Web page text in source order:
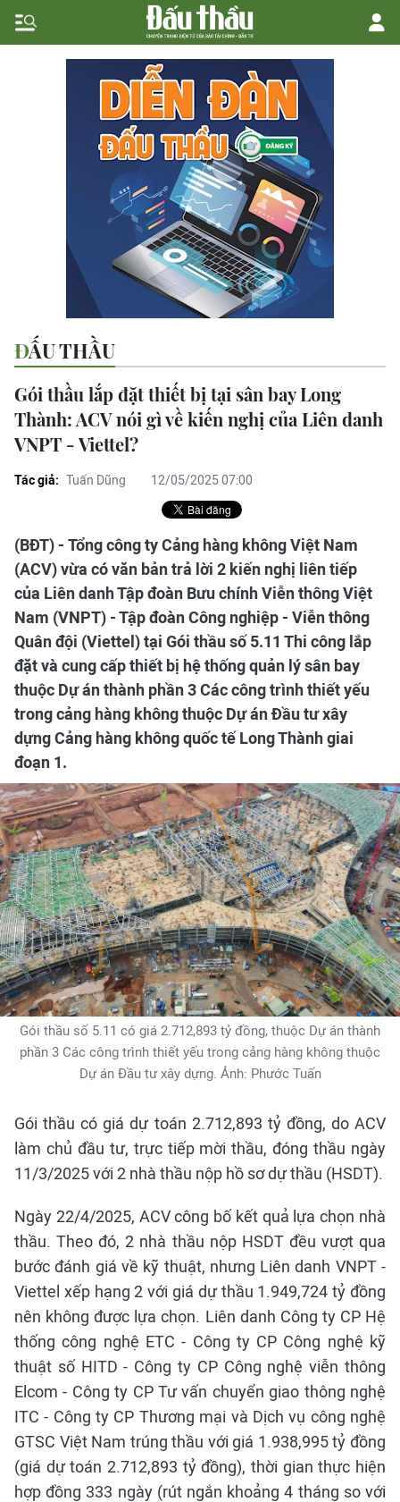
ĐẤU THẦU
Gói thầu lắp đặt thiết bị tại sân bay Long
Thành: ACV nói gì về kiến nghị của Liên danh
VNPT - Viettel?
Tác giả: Tuấn Dũng 12/05/2025 07:00
(BĐT) - Tổng công ty Cảng hàng không Việt Nam
(ACV) vừa có văn bản trả lời 2 kiến nghị liên tiếp
của Liên danh Tập đoàn Bưu chính Viễn thông Việt
Nam (VNPT) - Tập đoàn Công nghiệp - Viễn thông
Quân đội (Viettel) tại Gói thầu số 5.11 Thi công lắp
đặt và cung cấp thiết bị hệ thống quản lý sân bay
thuộc Dự án thành phần 3 Các công trình thiết yếu
trong cảng hàng không thuộc Dự án Đầu tư xây
dựng Cảng hàng không quốc tế Long Thành giai
đoạn 1.
Gói thầu số 5.11 có giá 2.712,893 tỷ đồng, thuộc Dự án thành
phần 3 Các công trình thiết yếu trong cảng hàng không thuộc
Dự án Đầu tư xây dựng. Ảnh: Phước Tuấn
Gói thầu có giá dự toán 2.712,893 tỷ đồng, do ACV
làm chủ đầu tư, trực tiếp mời thầu, đóng thầu ngày
11/3/2025 với 2 nhà thầu nộp hồ sơ dự thầu (HSDT).
Ngày 22/4/2025, ACV công bố kết quả lựa chọn nhà
thầu. Theo đó, 2 nhà thầu nộp HSDT đều vượt qua
bước đánh giá về kỹ thuật, nhưng Liên danh VNPT -
Viettel xếp hạng 2 với giá dự thầu 1.949,724 tỷ đồng
nên không được lựa chọn. Liên danh Công ty CP Hệ
thống công nghệ ETC - Công ty CP Công nghệ kỹ
thuật số HITD - Công ty CP Công nghệ viễn thông
Elcom - Công ty CP Tư vấn chuyển giao thông nghệ
ITC - Công ty CP Thương mại và Dịch vụ công nghệ
GTSC Việt Nam trúng thầu với giá 1.938,995 tỷ đồng
(giá dự toán 2.712,893 tỷ đồng), thời gian thực hiện
hợp đồng 333 ngày (rút ngắn khoảng 4 tháng so với